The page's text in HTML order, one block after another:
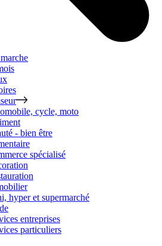
cycle, moto
- bien être
spécialisé
hyper et supermarché
entreprises
particuliers